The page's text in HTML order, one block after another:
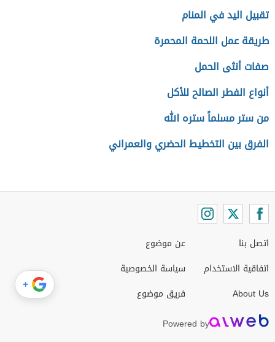
تقبيل اليد في المنام
طريقة عمل اللحمة المحمرة
صفات أنثى الحمل
أنواع الفطر الصالح للأكل
من ستر مسلماً ستره الله
الفرق بين التخطيط الحضري والعمراني
اتصل بنا
اتفاقية الاستخدام
About Us
عن موضوع
سياسة الخصوصية
فريق موضوع
Powered by
+